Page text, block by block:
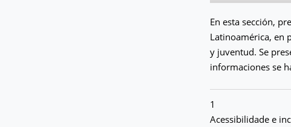
En esta sección,
Latinoamérica, en
y juventud. Se
informaciones se
1
Acessibilidade e